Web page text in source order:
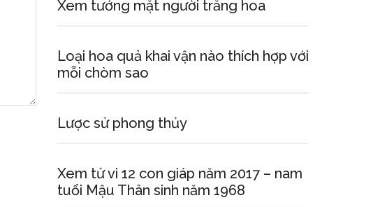
Xem tướng mặt người trăng hoa
Loại hoa quả khai vận nào thích hợp với
mỗi chòm sao
Lược sử phong thủy
Xem tử vi 12 con giáp năm 2017 – nam
tuổi Mậu Thân sinh năm 1968